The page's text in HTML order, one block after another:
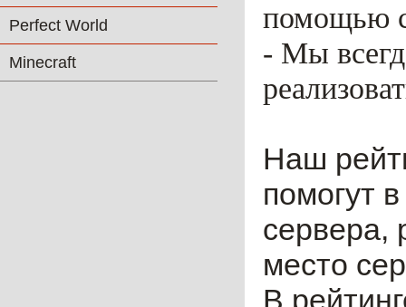
Perfect World
Minecraft
помощью
- Мы
Наш
помогут
сервера,
место
В